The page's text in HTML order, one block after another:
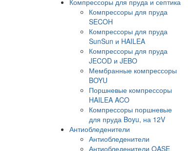
Компрессоры для пруда
SECOH
Компрессоры для пруда
SunSun и HAILEA
Компрессоры для пруда
JECOD и JEBO
Мембранные компрессоры
BOYU
Поршневые компрессоры
HAILEA ACO
Компрессоры поршневые
для пруда Boyu, на 12V
Антиобледенители
Антиобледенители
Антиобледенители OASE